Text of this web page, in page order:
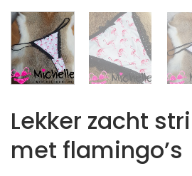
Lekker zacht
met flamingo’s